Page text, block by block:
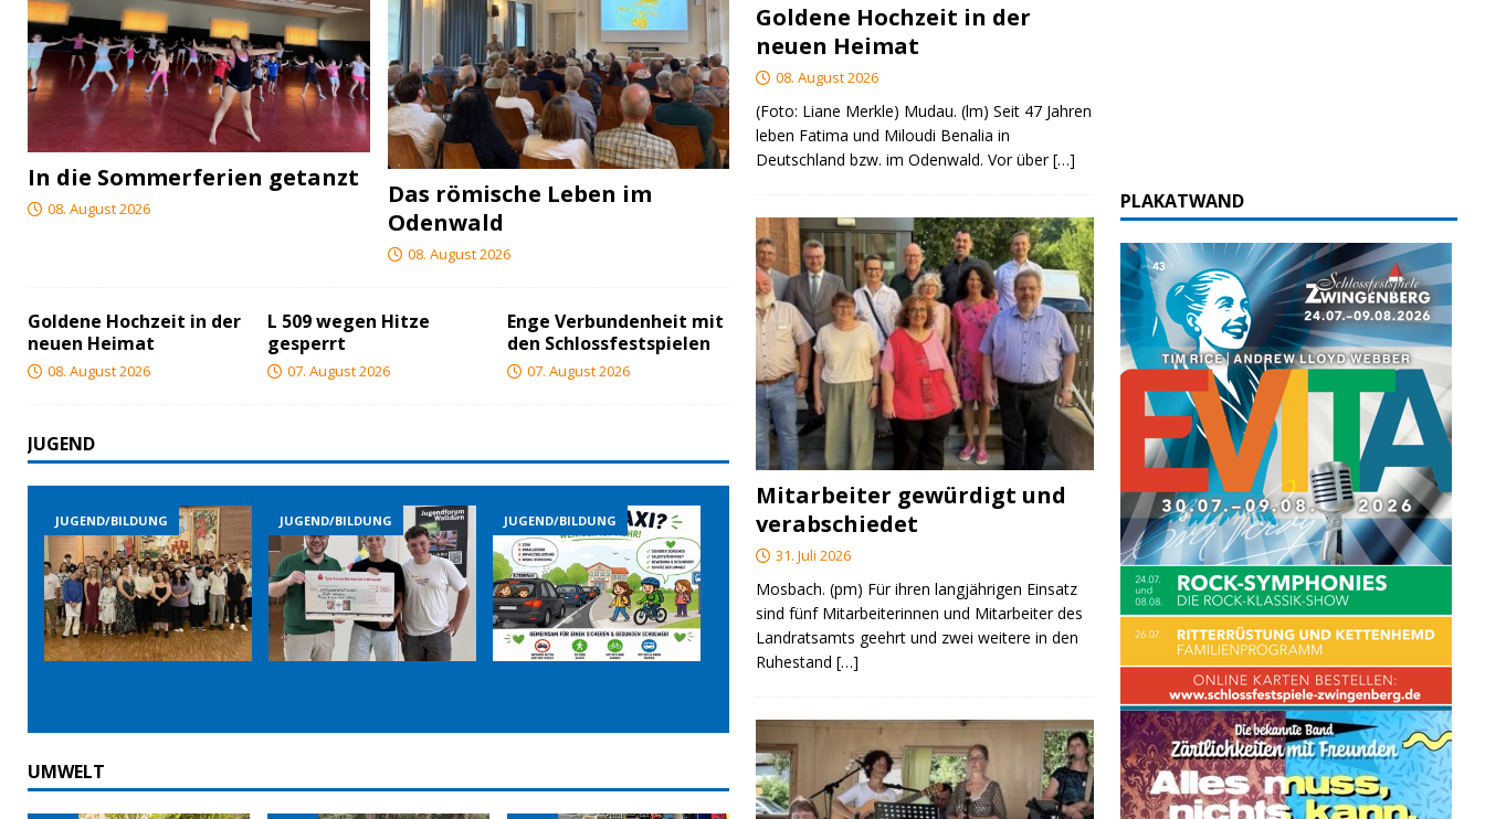
In die Sommerferien getanzt
08. August 2026
Das römische Leben im
Odenwald
08. August 2026
Goldene Hochzeit in der
neuen Heimat
08. August 2026
L 509 wegen Hitze
gesperrt
07. August 2026
Enge Verbundenheit mit
den Schlossfestspielen
07. August 2026
JUGEND
JUGEND/BILDUNG JUGEND/BILDUNG JUGEND/BILDUNG JUGEND/BILDUNG
UMWELT
Goldene Hochzeit in der
neuen Heimat
08. August 2026
(Foto: Liane Merkle) Mudau. (lm) Seit 47 Jahren
leben Fatima und Miloudi Benalia in
Deutschland bzw. im Odenwald. Vor über[…]
Mitarbeiter gewürdigt und
verabschiedet
31. Juli 2026
Mosbach. (pm) Für ihren langjährigen Einsatz
sind fünf Mitarbeiterinnen und Mitarbeiter des
Landratsamts geehrt und zwei weitere in den
Ruhestand[…]
PLAKATWAND